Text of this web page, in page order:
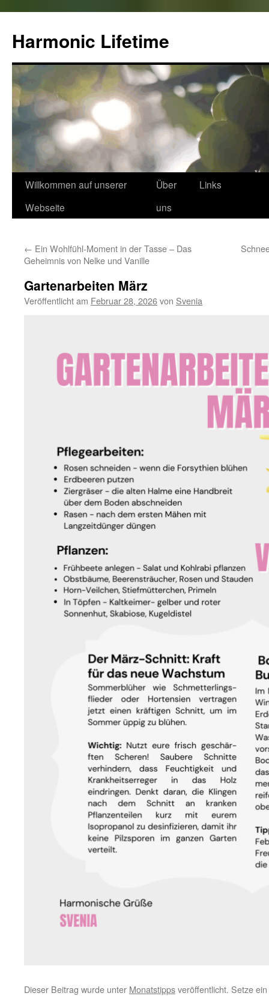
springen
Harmonic Lifetime
Willkommen auf unserer
Webseite
Über
uns
Links
← Ein Wohlfühl-Moment in der Tasse – Das
Geheimnis von Nelke und Vanille
Gartenarbeiten März
Veröffentlicht am Februar 28, 2026von Svenia
Dieser Beitrag wurde unter Monatstippsveröffentlicht. Setze